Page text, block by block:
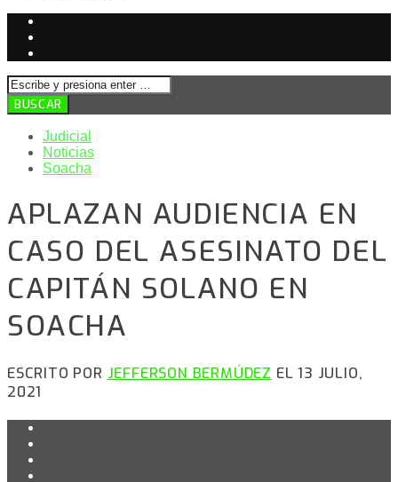
Judicial
Noticias
Soacha
APLAZAN AUDIENCIA EN
CASO DEL ASESINATO DEL
CAPITÁN SOLANO EN
SOACHA
ESCRITO POR JEFFERSON BERMÚDEZ EL 13 JULIO,
2021